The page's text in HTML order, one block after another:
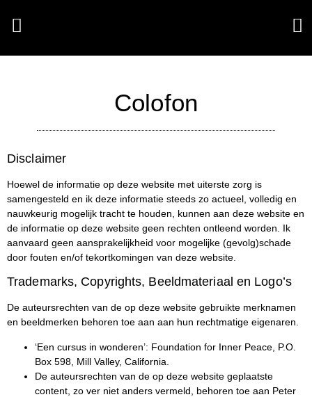
Colofon
Disclaimer
Hoewel de informatie op deze website met uiterste zorg is
samengesteld en ik deze informatie steeds zo actueel, volledig en
nauwkeurig mogelijk tracht te houden, kunnen aan deze website en
de informatie op deze website geen rechten ontleend worden. Ik
aanvaard geen aansprakelijkheid voor mogelijke (gevolg)schade
door fouten en/of tekortkomingen van deze website.
Trademarks, Copyrights, Beeldmateriaal en Logo’s
De auteursrechten van de op deze website gebruikte merknamen
en beeldmerken behoren toe aan aan hun rechtmatige eigenaren.
‘Een cursus in wonderen’: Foundation for Inner Peace, P.O.
Box 598, Mill Valley, California.
De auteursrechten van de op deze website geplaatste
content, zo ver niet anders vermeld, behoren toe aan Peter